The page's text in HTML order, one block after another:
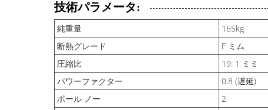
技術パラメータ:
純重量
165kg
断熱グレード
F ミム
圧縮比
19: 1 ミミ
パワーファクター
0.8 (遅延)
ポール ノー
2